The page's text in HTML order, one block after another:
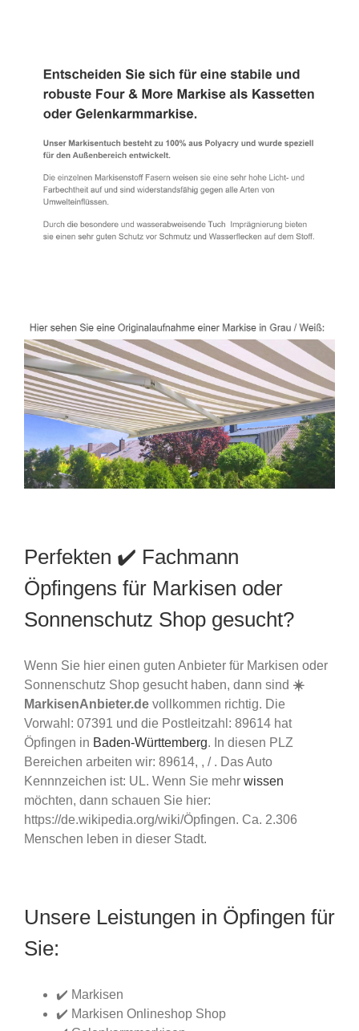
Perfekten ✔️ Fachmann
Öpfingens für Markisen oder
Sonnenschutz Shop gesucht?
Wenn Sie hier einen guten Anbieter für Markisen oder
Sonnenschutz Shop gesucht haben, dann sind ☀️
MarkisenAnbieter.de vollkommen richtig. Die
Vorwahl: 07391 und die Postleitzahl: 89614 hat
Öpfingen in Baden-Württemberg. In diesen PLZ
Bereichen arbeiten wir: 89614, , / . Das Auto
Kennnzeichen ist: UL. Wenn Sie mehr wissen
möchten, dann schauen Sie hier:
https://de.wikipedia.org/wiki/Öpfingen. Ca. 2.306
Menschen leben in dieser Stadt.
Unsere Leistungen in Öpfingen für
Sie:
✔️ Markisen
✔️ Markisen Onlineshop Shop